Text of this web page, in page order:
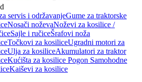
servis i održavanjeGume za traktorske
Nosači noževaNoževi za kosilice /
Sajle i ručiceŠrafovi noža
Točkovi za kosiliceUgradni motori za
Ulja za kosiliceAkumulatori za traktor
Kućišta za kosilice Pogon Samohodne
Kaiševi za kosilice